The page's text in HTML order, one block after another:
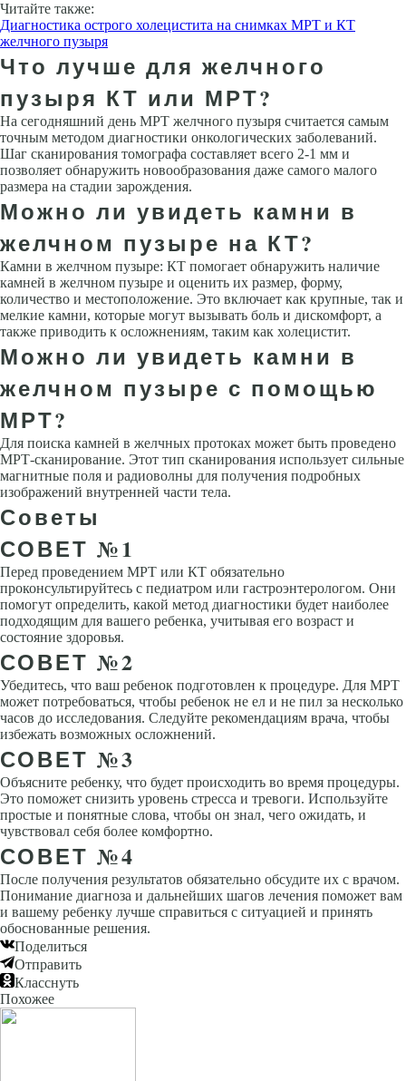
Читайте также:
Диагностика острого холецистита на снимках МРТ и КТ
желчного пузыря
Что лучше для желчного
пузыря КТ или МРТ?
На сегодняшний день МРТ желчного пузыря считается самым
точным методом диагностики онкологических заболеваний.
Шаг сканирования томографа составляет всего 2-1 мм и
позволяет обнаружить новообразования даже самого малого
размера на стадии зарождения.
Можно ли увидеть камни в
желчном пузыре на КТ?
Камни в желчном пузыре: КТ помогает обнаружить наличие
камней в желчном пузыре и оценить их размер, форму,
количество и местоположение. Это включает как крупные, так и
мелкие камни, которые могут вызывать боль и дискомфорт, а
также приводить к осложнениям, таким как холецистит.
Можно ли увидеть камни в
желчном пузыре с помощью
МРТ?
Для поиска камней в желчных протоках может быть проведено
МРТ-сканирование. Этот тип сканирования использует сильные
магнитные поля и радиоволны для получения подробных
изображений внутренней части тела.
Советы
СОВЕТ №1
Перед проведением МРТ или КТ обязательно
проконсультируйтесь с педиатром или гастроэнтерологом. Они
помогут определить, какой метод диагностики будет наиболее
подходящим для вашего ребенка, учитывая его возраст и
состояние здоровья.
СОВЕТ №2
Убедитесь, что ваш ребенок подготовлен к процедуре. Для МРТ
может потребоваться, чтобы ребенок не ел и не пил за несколько
часов до исследования. Следуйте рекомендациям врача, чтобы
избежать возможных осложнений.
СОВЕТ №3
Объясните ребенку, что будет происходить во время процедуры.
Это поможет снизить уровень стресса и тревоги. Используйте
простые и понятные слова, чтобы он знал, чего ожидать, и
чувствовал себя более комфортно.
СОВЕТ №4
После получения результатов обязательно обсудите их с врачом.
Понимание диагноза и дальнейших шагов лечения поможет вам
и вашему ребенку лучше справиться с ситуацией и принять
обоснованные решения.
Поделиться
Отправить
Класснуть
Похожее